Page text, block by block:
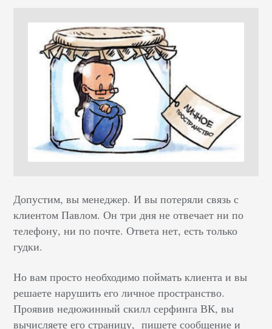
Допустим, вы менеджер. И вы потеряли связь с
клиентом Павлом. Он три дня не отвечает ни по
телефону, ни по почте. Ответа нет, есть только
гудки.
Но вам просто необходимо поймать клиента и вы
решаете нарушить его личное пространство.
Проявив недюжинный скилл серфинга ВК, вы
вычисляете его страницу, пишете сообщение и